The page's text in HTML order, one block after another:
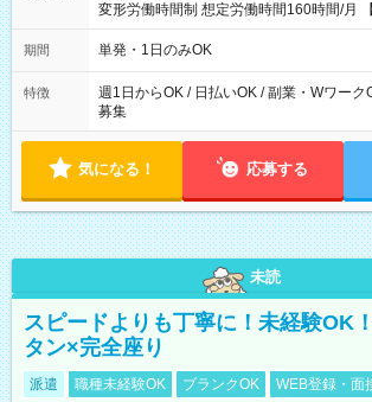
変形労働時間制 想定労働時間160時間/月 【シフト例】 ・8：00
～21：00
期間 単発・1日のみOK
特徴
週1日からOK / 日払いOK / 副業・Wワー
募集
気になる！ 応募する
未読
スピードよりも丁寧に！未経験OK
タン×完全座り
派遣 職種未経験OK ブランクOK WEB登録・面